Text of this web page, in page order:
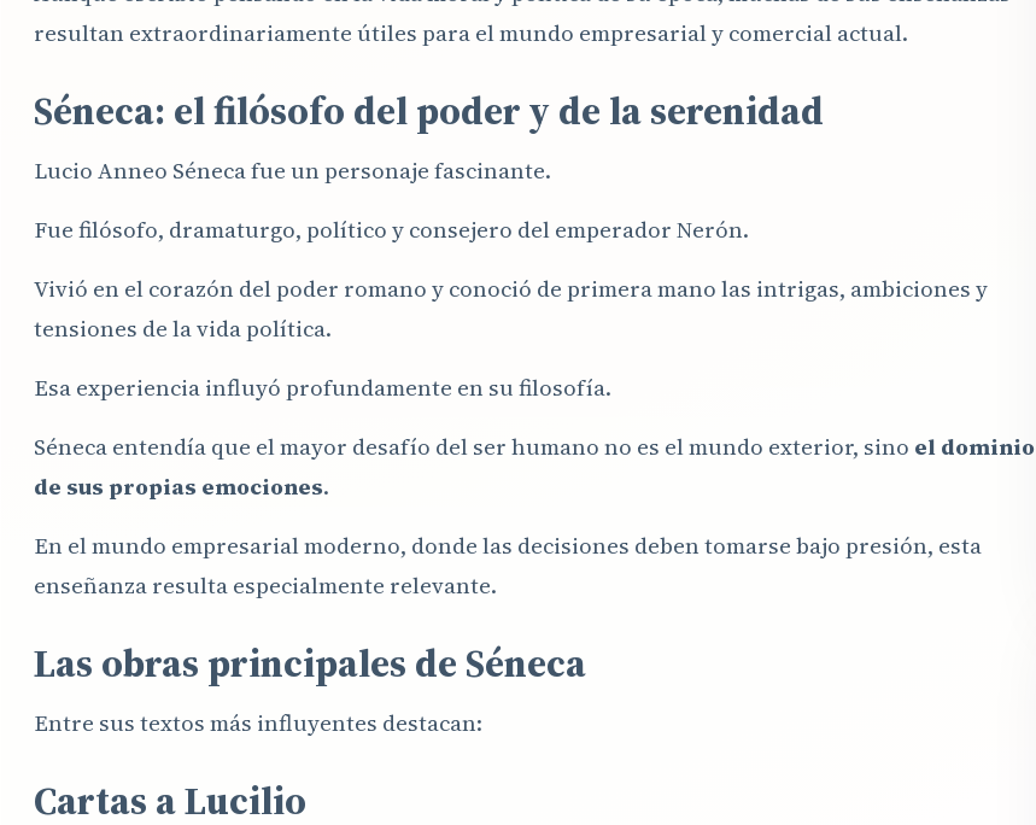
resultan extraordinariamente útiles para el mundo empresarial y comercial actual.
Séneca: el filósofo del poder y de la serenidad
Lucio Anneo Séneca fue un personaje fascinante.
Fue filósofo, dramaturgo, político y consejero del emperador Nerón.
Vivió en el corazón del poder romano y conoció de primera mano las intrigas, ambiciones y
tensiones de la vida política.
Esa experiencia influyó profundamente en su filosofía.
Séneca entendía que el mayor desafío del ser humano no es el mundo exterior, sino el dominio
de sus propias emociones.
En el mundo empresarial moderno, donde las decisiones deben tomarse bajo presión, esta
enseñanza resulta especialmente relevante.
Las obras principales de Séneca
Entre sus textos más influyentes destacan:
Cartas a Lucilio